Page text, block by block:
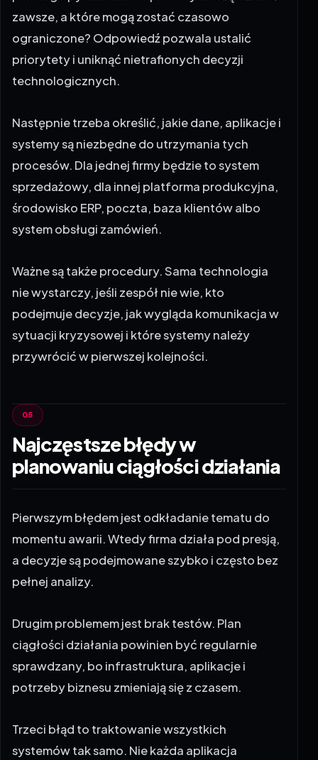
ograniczone? Odpowiedź pozwala ustalić
priorytety i uniknąć nietrafionych decyzji
technologicznych.
systemy są niezbędne do utrzymania tych
sprzedażowy, dla innej platforma produkcyjna,
środowisko ERP, poczta, baza klientów albo
system obsługi zamówień.
nie wystarczy, jeśli zespół nie wie, kto
podejmuje decyzje, jak wygląda komunikacja w
przywrócić w pierwszej kolejności.
Najczęstsze błędy w
planowaniu ciągłości działania
momentu awarii. Wtedy firma działa pod presją,
a decyzje są podejmowane szybko i często bez
ciągłości działania powinien być regularnie
sprawdzany, bo infrastruktura, aplikacje i
Trzeci błąd to traktowanie wszystkich
systemów tak samo. Nie każda aplikacja
wymaga identycznego poziomu ochrony.